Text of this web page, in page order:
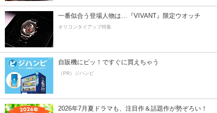
一番似合う登場人物は…『VIVANT』限定ウオッチ
オリコンタイアップ特集
自販機にピッ！ですぐに買えちゃう
（PR）ジハンピ
2026年7月夏ドラマも、注目作＆話題作が勢ぞろい！